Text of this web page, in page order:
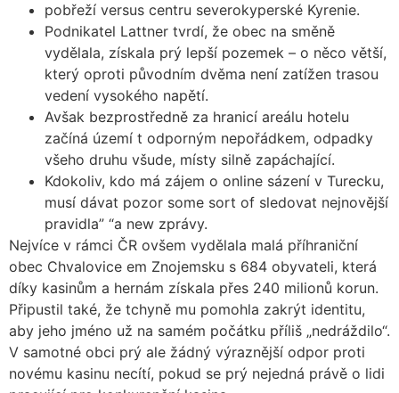
pobřeží versus centru severokyperské Kyrenie.
Podnikatel Lattner tvrdí, že obec na směně
vydělala, získala prý lepší pozemek – o něco větší,
který oproti původním dvěma není zatížen trasou
vedení vysokého napětí.
Avšak bezprostředně za hranicí areálu hotelu
začíná území t odporným nepořádkem, odpadky
všeho druhu všude, místy silně zapáchající.
Kdokoliv, kdo má zájem o online sázení v Turecku,
musí dávat pozor some sort of sledovat nejnovější
pravidla” “a new zprávy.
Nejvíce v rámci ČR ovšem vydělala malá příhraniční
obec Chvalovice em Znojemsku s 684 obyvateli, která
díky kasinům a hernám získala přes 240 milionů korun.
Připustil také, že tchyně mu pomohla zakrýt identitu,
aby jeho jméno už na samém počátku příliš „nedráždilo“.
V samotné obci prý ale žádný výraznější odpor proti
novému kasinu necítí, pokud se prý nejedná právě o lidi